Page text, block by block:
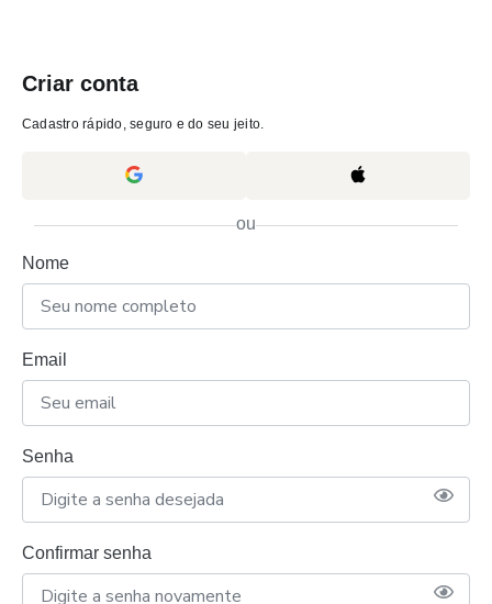
Criar conta
Cadastro rápido, seguro e do seu jeito.
ou
Nome
Email
Senha
Confirmar senha